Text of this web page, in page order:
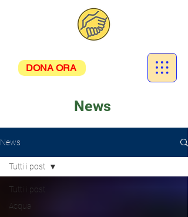
DONA ORA
News
News
Tutti i post
Acqua
Tutti i post